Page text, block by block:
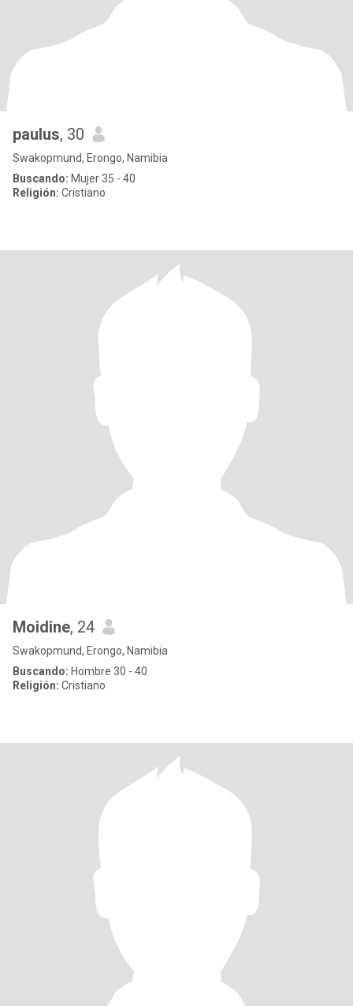
paulus, 30
Swakopmund, Erongo, Namibia
Buscando: Mujer 35 - 40
Religión: Cristiano
Moidine, 24
Swakopmund, Erongo, Namibia
Buscando: Hombre 30 - 40
Religión: Cristiano